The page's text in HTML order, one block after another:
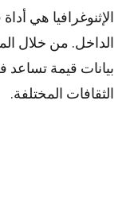
الإثنوغرافيا هي
الداخل. من خلال
بيانات قيمة
الثقافات المختلفة.